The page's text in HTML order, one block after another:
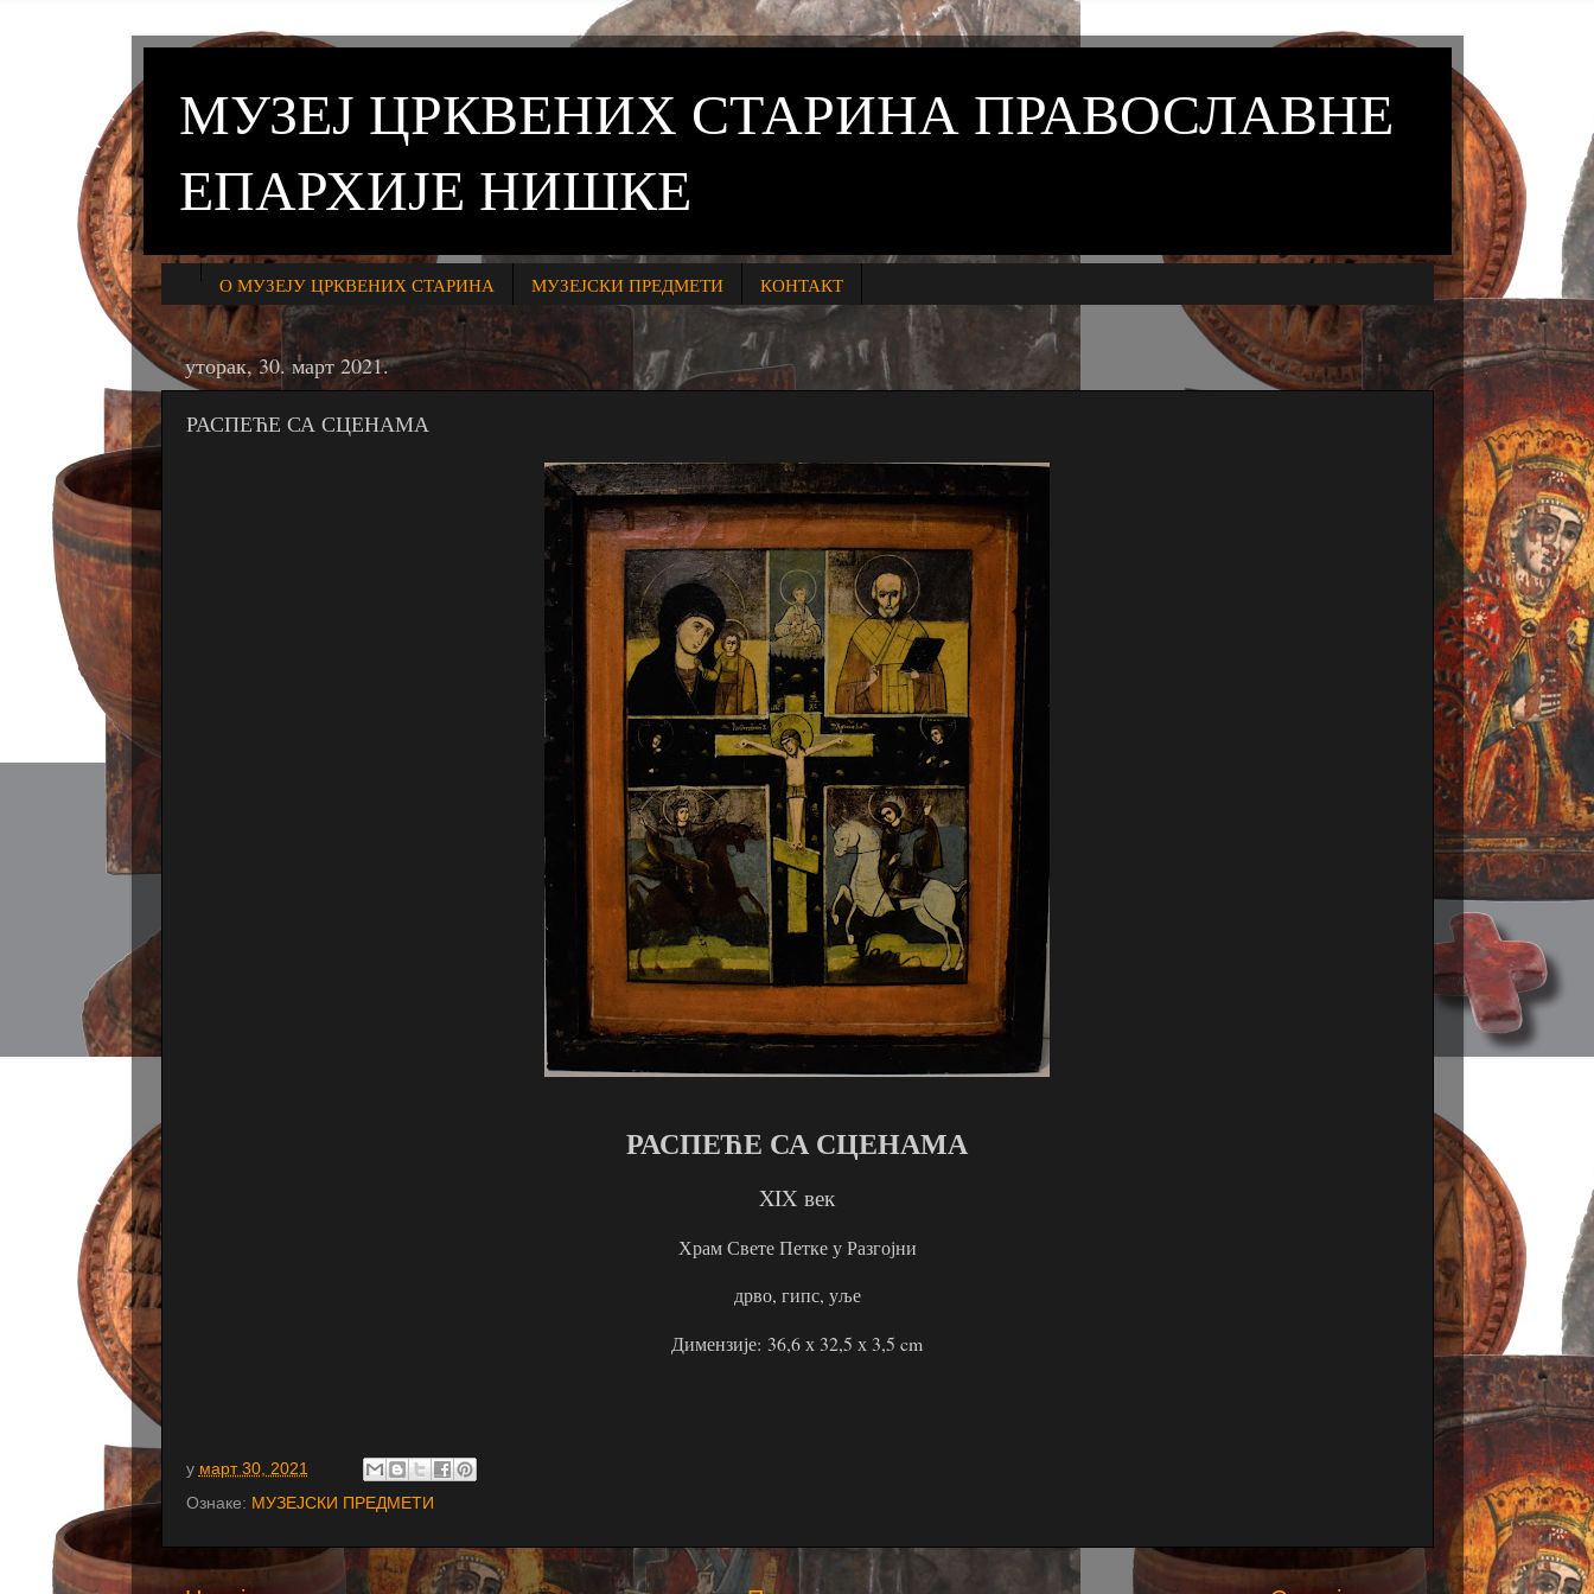
МУЗЕЈ ЦРКВЕНИХ СТАРИНА ПРАВОСЛАВНЕ
ЕПАРХИЈЕ НИШКЕ
О МУЗЕЈУ ЦРКВЕНИХ СТАРИНА МУЗЕЈСКИ ПРЕДМЕТИ КОНТАКТ
уторак, 30. март 2021.
РАСПЕЋЕ СА СЦЕНАМА
РАСПЕЋЕ СА СЦЕНАМА
XIX век
Храм Свете Петке у Разгојни
дрво, гипс, уље
Димензије: 36,6 х 32,5 х 3,5 cm
у март 30, 2021
Ознаке: МУЗЕЈСКИ ПРЕДМЕТИ